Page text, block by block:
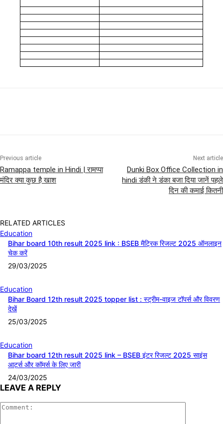
Previous article
Ramappa temple in Hindi | रामप्पा
मंदिर क्या कुछ है खाश
Next article
Dunki Box Office Collection in
hindi डंकी ने डंका बजा दिया जानें पहले
दिन की कमाई कितनी
RELATED ARTICLES
Education
Bihar board 10th result 2025 link : BSEB मैट्रिक रिजल्ट 2025 ऑनलाइन
चेक करें
29/03/2025
Education
Bihar Board 12th result 2025 topper list : स्ट्रीम-वाइज टॉपर्स और विवरण
देखें
25/03/2025
Education
Bihar board 12th result 2025 link – BSEB इंटर रिजल्ट 2025 साइंस
आर्ट्स और कॉमर्स के लिए जारी
24/03/2025
LEAVE A REPLY